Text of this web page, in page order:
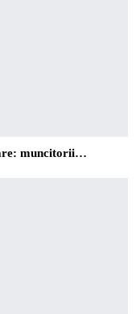
muncitorii…